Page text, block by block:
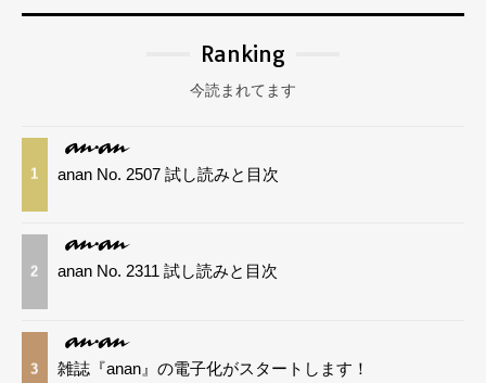
Ranking
今読まれてます
1 anan No. 2507 試し読みと目次
2 anan No. 2311 試し読みと目次
3 雑誌『anan』の電子化がスタートします！